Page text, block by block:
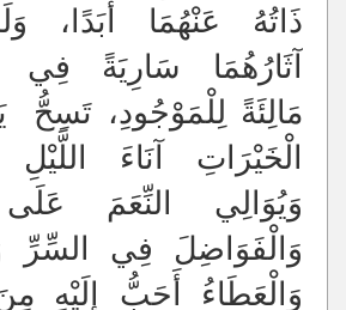
ذَاتُهُ عَنْهُمَا أَبَدًا،
آثَارُهُمَا سَارِيَةً فِي
مَالِئَةً لِلْمَوْجُودِ، تَسِحُّ
الْخَيْرَاتِ آنَاءَ اللَّيْلِ
وَيُوَالِي النِّعَمَ عَلَى
وَالْفَوَاضِلَ فِي السِّرِّ
وَالْعَطَاءُ أَحَبُّ إِلَيْهِ مِنَ